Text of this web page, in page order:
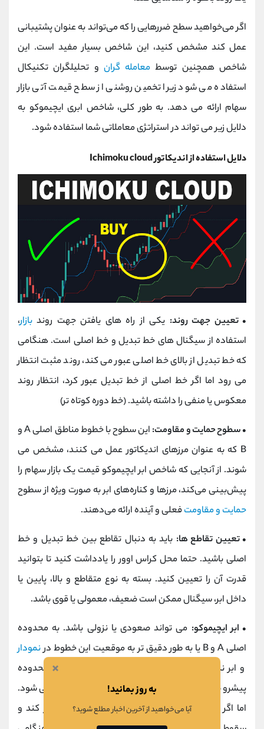
اگر می‌خواهید سطح ضرر‌هایی را که می‌تواند به عنوان پشتیبانی
عمل کند مشخص کنید، این شاخص بسیار مفید است. این
شاخص همچنین توسط معامله گران و تحلیلگران تکنیکال
استفاده می شود زیرا تخمین روشنی از سطح قیمت آتی بازار
سهام ارائه می دهد. به طور کلی، شاخص ابری ایچیموکو به
دلایل زیر می تواند در استراتژی معاملاتی شما استفاده شود.
دلایل استفاده از اندیکاتور Ichimoku cloud
• تعیین جهت روند: یکی از راه های یافتن جهت روند بازار،
استفاده از سیگنال های خط تبدیل و خط اصلی است. هنگامی
که خط تبدیل از بالای خط اصلی عبور می کند، روند مثبت انتظار
می رود اما اگر خط اصلی از خط تبدیل عبور کرد، انتظار روند
معکوس یا منفی را داشته باشید. (خط دوره کوتاه تر)
• سطوح حمایت و مقاومت:
این سطوح با خطوط مناطق اصلی A و
B که به عنوان مرزهای اندیکاتور عمل می کنند، مشخص می
شوند. از آنجایی که شاخص ابر ایچیموکو قیمت یک بازار سهام را
پیش‌بینی می‌کند، مرزها و کناره‌های ابر به صورت ویژه از سطوح
حمایت و مقاومتفعلی و آینده ارائه می‌دهند.
• تعیین تقاطع ها: باید به دنبال تقاطع بین خط تبدیل و خط
اصلی باشید. حتما محل کراس اوور را یادداشت کنید تا بتوانید
قدرت آن را تعیین کنید. بسته به نوع متقاطع و بالا، پایین یا
داخل ابر، سیگنال ممکن است ضعیف، معمولی یا قوی باشد.
• ابر ایچیموکو: می تواند صعودی یا نزولی باشد. به محدوده
اصلی A و B یا به طور دقیق تر به موقعیت این خطوط در
نمودار
و ابر نگاه کنید. زمانی که محدوده پیشرو A بالاتر از محدوده
پیشرو B باشد، نشانه ای از روند صعودی احتمالی ظاهر می شود.
اما اگر محدوده پیشرو A از محدوده پیشروی B عبور کند و
×
به روز بمانید!
آیا می‌خواهید از آخرین اخبار مطلع شوید؟